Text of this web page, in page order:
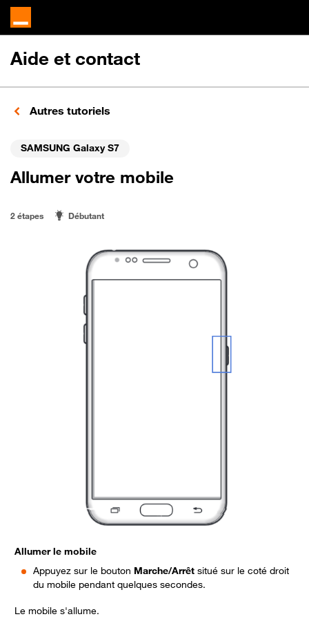
Aide et contact
Autres tutoriels
SAMSUNG Galaxy S7
Allumer votre mobile
2 étapes Débutant
Allumer le mobile
Appuyez sur le bouton Marche/Arrêt situé sur le coté droit
du mobile pendant quelques secondes.
Le mobile s'allume.